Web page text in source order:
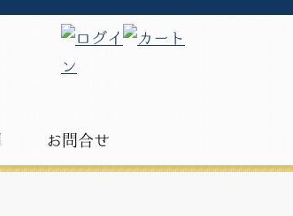
お問合せ